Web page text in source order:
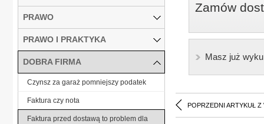
Zamów
Masz już
POPRZEDNI ARTYKUŁ Z
PRAWO
PRAWO I PRAKTYKA
DOBRA FIRMA
Czynsz za garaż pomniejszy podatek
Faktura czy nota
Faktura przed dostawą to problem dla